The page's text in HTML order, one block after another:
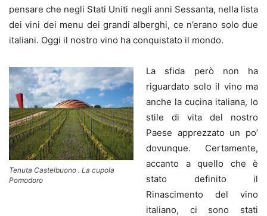
pensare che negli Stati Uniti negli anni Sessanta, nella lista
dei vini dei menu dei grandi alberghi, ce n’erano solo due
italiani. Oggi il nostro vino ha conquistato il mondo.
Tenuta Castelbuono . La cupola
Pomodoro
La sfida però non ha
riguardato solo il vino ma
anche la cucina italiana, lo
stile di vita del nostro
Paese apprezzato un po’
dovunque. Certamente,
accanto a quello che è
stato definito il
Rinascimento del vino
italiano, ci sono stati